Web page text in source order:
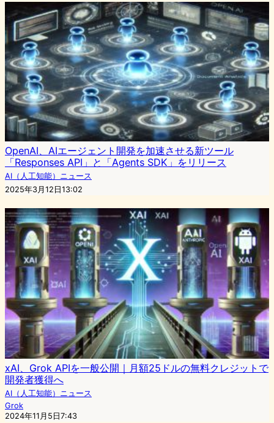
OpenAI、AIエージェント開発を加速させる新ツール
「Responses API」と「Agents SDK」をリリース
AI（人工知能）ニュース
2025年3月12日13:02
xAI、Grok APIを一般公開｜月額25ドルの無料クレジットで
開発者獲得へ
AI（人工知能）ニュース
Grok
2024年11月5日7:43